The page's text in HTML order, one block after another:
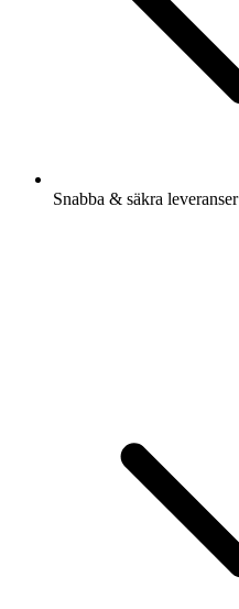
Snabba & säkra leveranser